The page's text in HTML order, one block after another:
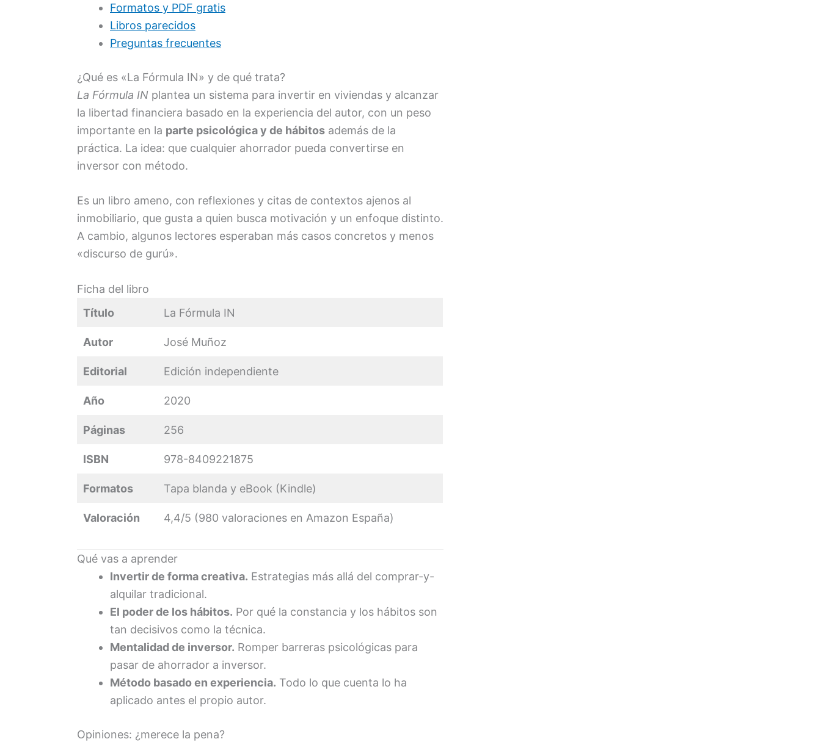
Formatos y PDF gratis
Libros parecidos
Preguntas frecuentes
¿Qué es «La Fórmula IN» y de qué trata?
La Fórmula IN plantea un sistema para invertir en viviendas y alcanzar
la libertad financiera basado en la experiencia del autor, con un peso
importante en la parte psicológica y de hábitos además de la
práctica. La idea: que cualquier ahorrador pueda convertirse en
inversor con método.
Es un libro ameno, con reflexiones y citas de contextos ajenos al
inmobiliario, que gusta a quien busca motivación y un enfoque distinto.
A cambio, algunos lectores esperaban más casos concretos y menos
«discurso de gurú».
Ficha del libro
Título
La Fórmula IN
Autor José Muñoz
Editorial Edición independiente
Año 2020
Páginas 256
ISBN 978-8409221875
Formatos Tapa blanda y eBook (Kindle)
Valoración 4,4/5 (980 valoraciones en Amazon España)
Qué vas a aprender
Invertir de forma creativa. Estrategias más allá del comprar-y-
alquilar tradicional.
El poder de los hábitos. Por qué la constancia y los hábitos son
tan decisivos como la técnica.
Mentalidad de inversor. Romper barreras psicológicas para
pasar de ahorrador a inversor.
Método basado en experiencia. Todo lo que cuenta lo ha
aplicado antes el propio autor.
Opiniones: ¿merece la pena?